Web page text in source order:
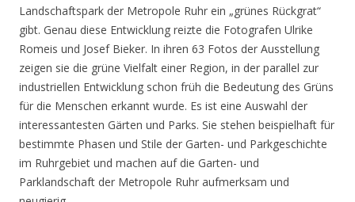
Landschaftspark der Metropole Ruhr ein „grünes Rückgrat“
gibt. Genau diese Entwicklung reizte die Fotografen Ulrike
Romeis und Josef Bieker. In ihren 63 Fotos der Ausstellung
zeigen sie die grüne Vielfalt einer Region, in der parallel zur
industriellen Entwicklung schon früh die Bedeutung des Grüns
für die Menschen erkannt wurde. Es ist eine Auswahl der
interessantesten Gärten und Parks. Sie stehen beispielhaft für
bestimmte Phasen und Stile der Garten- und Parkgeschichte
im Ruhrgebiet und machen auf die Garten- und
Parklandschaft der Metropole Ruhr aufmerksam und